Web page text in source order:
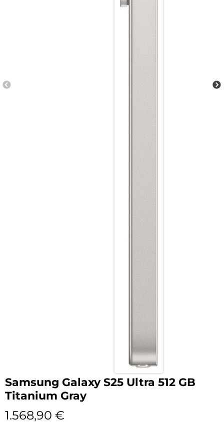
Samsung Galaxy S25 Ultra 512 GB
Titanium Gray
1.568,90 €